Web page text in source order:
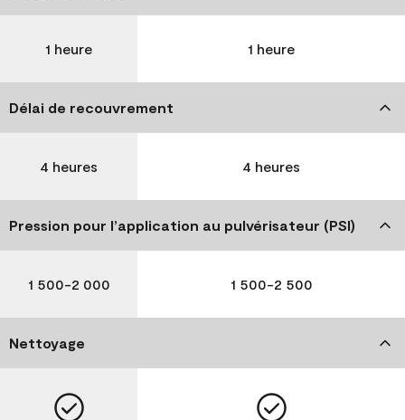
1 heure 1 heure
Délai de recouvrement
4 heures 4 heures
Pression pour l’application au pulvérisateur (PSI)
1 500-2 000 1 500-2 500
Nettoyage